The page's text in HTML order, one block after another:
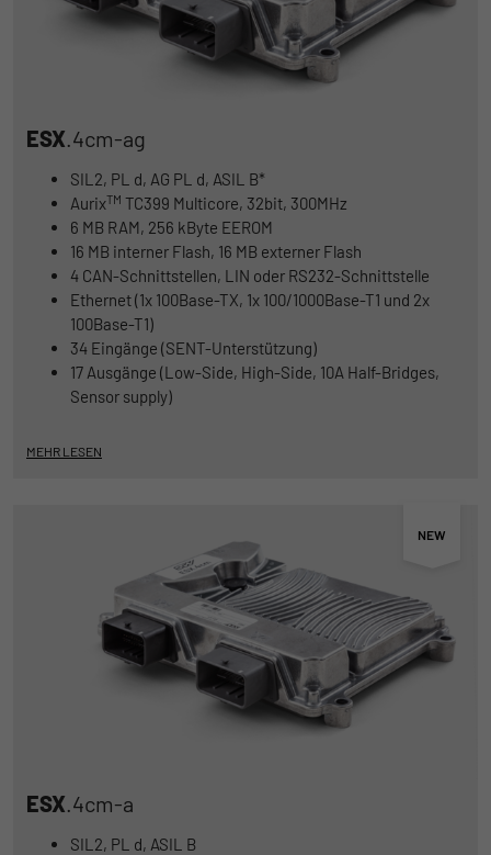
ESX.4cm-ag
SIL2, PL d, AG PL d, ASIL B*
AurixTM TC399 Multicore, 32bit, 300MHz
6 MB RAM, 256 kByte EEROM
16 MB interner Flash, 16 MB externer Flash
4 CAN-Schnittstellen, LIN oder RS232-Schnittstelle
Ethernet (1x 100Base-TX, 1x 100/1000Base-T1 und 2x
100Base-T1)
34 Eingänge (SENT-Unterstützung)
17 Ausgänge (Low-Side, High-Side, 10A Half-Bridges,
Sensor supply)
MEHR LESEN
ESX .4cm-a
SIL2, PL d, ASIL B